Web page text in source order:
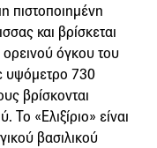
πιστοποιημένη
και βρίσκεται
όγκου του
υψόμετρο 730
βρίσκονται
Το «Ελιξίριο» είναι
βασιλικού